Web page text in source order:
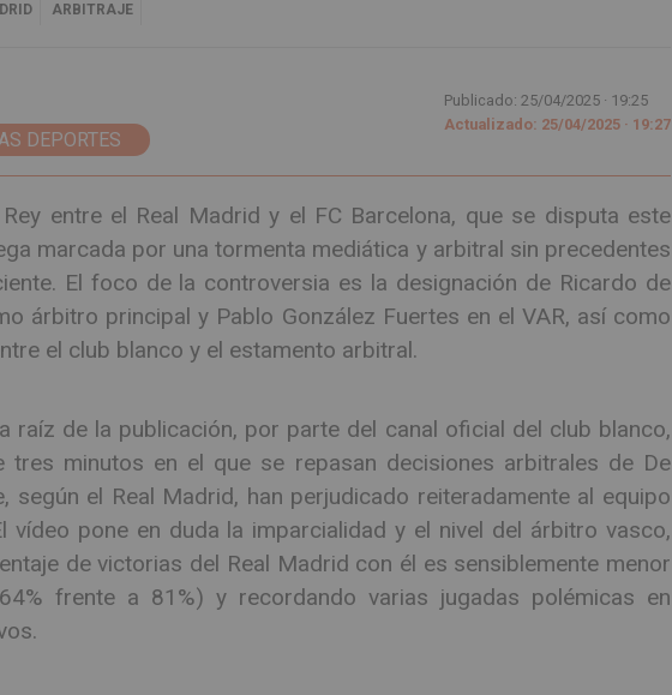
ARBITRAJE
DEPORTES
Publicado: 25/04/2025 · 19:25
Actualizado: 25/04/2025 · 19:27
entre el Real Madrid y el FC Barcelona, que se disputa este
marcada por una tormenta mediática y arbitral sin precedentes
El foco de la controversia es la designación de Ricardo de
árbitro principal y Pablo González Fuertes en el VAR, así como
el club blanco y el estamento arbitral.
raíz de la publicación, por parte del canal oficial del club blanco,
minutos en el que se repasan decisiones arbitrales de De
según el Real Madrid, han perjudicado reiteradamente al equipo
vídeo pone en duda la imparcialidad y el nivel del árbitro vasco,
de victorias del Real Madrid con él es sensiblemente menor
frente a 81%) y recordando varias jugadas polémicas en